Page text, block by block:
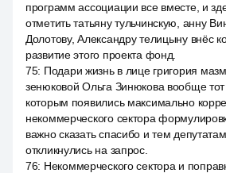
программ ассоциации все вместе, и
отметить татьяну тульчинскую, анну
Долотову, Александру телицыну внёс
развитие этого проекта фонд.
75: Подари жизнь в лице григория
зенюковой Ольга Зинюкова вообще тот
которым появились максимально
некоммерческого сектора
важно сказать спасибо и тем
откликнулись на запрос.
76: Некоммерческого сектора и